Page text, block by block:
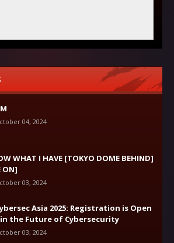
04, 2024
WHAT I HAVE [TOKYO DOME BEHIND]
ON]
03, 2024
Asia 2025: Registration is Open
the Future of Cybersecurity
03, 2024